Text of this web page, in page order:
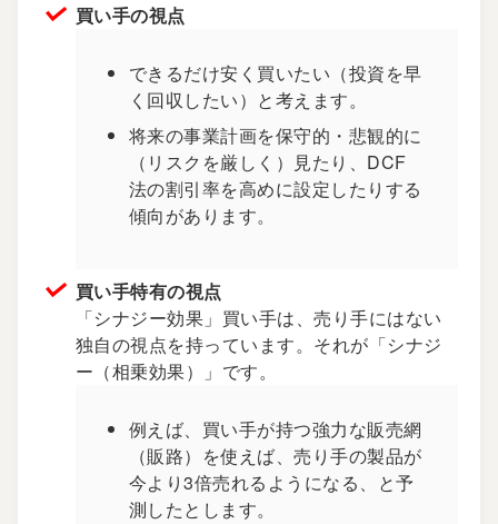
買い手の視点
できるだけ安く買いたい（投資を早
く回収したい）と考えます。
将来の事業計画を保守的・悲観的に
（リスクを厳しく）見たり、DCF
法の割引率を高めに設定したりする
傾向があります。
買い手特有の視点
「シナジー効果」買い手は、売り手にはない
独自の視点を持っています。それが「シナジ
ー（相乗効果）」です。
例えば、買い手が持つ強力な販売網
（販路）を使えば、売り手の製品が
今より3倍売れるようになる、と予
測したとします。